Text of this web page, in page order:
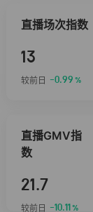
直播场次指数
13
较前日 -0.99 %
直播GMV指
数
21.7
较前日 -10.11 %